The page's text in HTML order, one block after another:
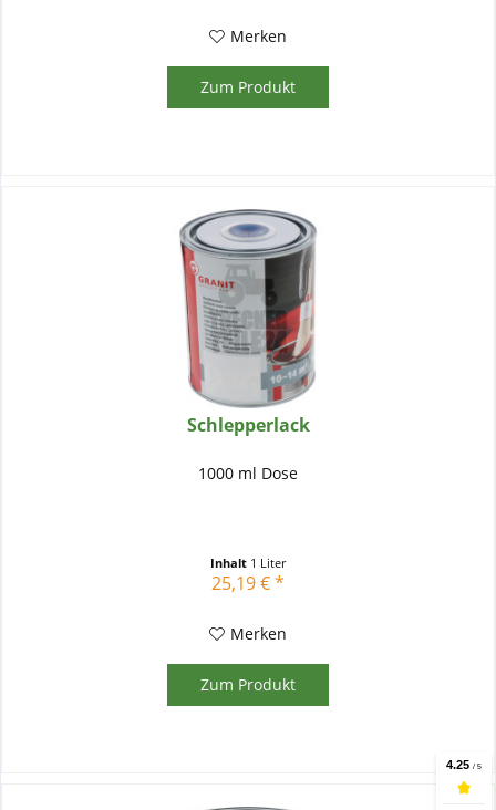
Merken
Zum Produkt
Schlepperlack
1000 ml Dose
Inhalt 1 Liter
25,19 € *
Merken
Zum Produkt